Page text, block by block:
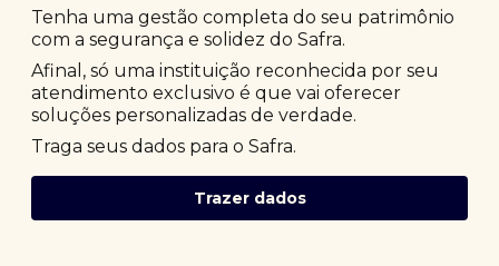
Tenha uma gestão completa do seu patrimônio
com a segurança e solidez do Safra.
Afinal, só uma instituição reconhecida por seu
atendimento exclusivo é que vai oferecer
soluções personalizadas de verdade.
Traga seus dados para o Safra.
Trazer dados